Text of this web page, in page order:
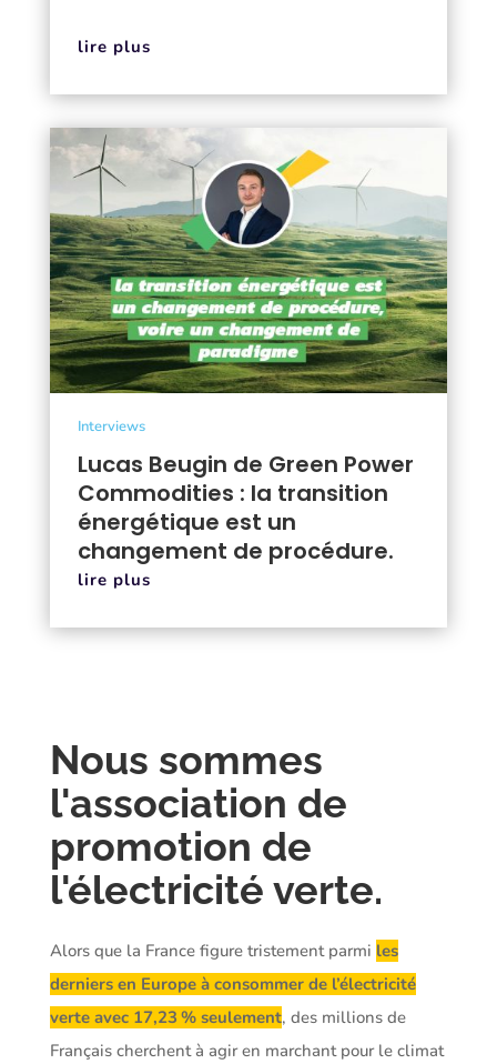
lire plus
Lucas Beugin de Green Power
Commodities : la transition
énergétique est un
changement de procédure.
Interviews
lire plus
Nous sommes
l'association de
promotion de
l'électricité verte.
Alors que la France figure tristement parmi les
derniers en Europe à consommer de l’électricité
verte avec 17,23 % seulement, des millions de
Français cherchent à agir en marchant pour le climat